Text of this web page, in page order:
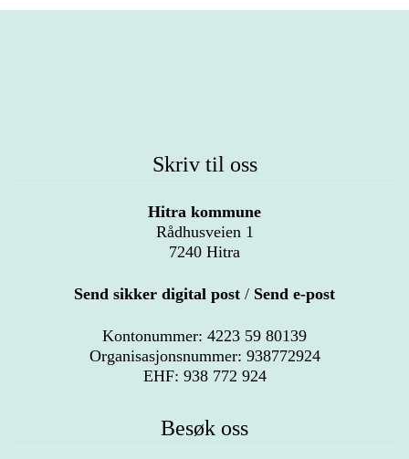
Skriv til oss
Hitra kommune
Rådhusveien 1
7240 Hitra
Send sikker digital post / Send e-post
Kontonummer: 4223 59 80139
Organisasjonsnummer: 938772924
EHF: 938 772 924
Besøk oss